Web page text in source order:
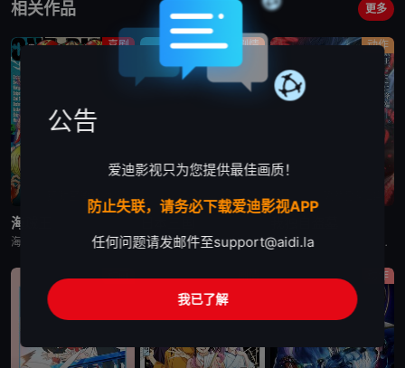
相关作品 更多
喜剧
更新至第1171集
海贼王
海贼王是日本动漫。传奇海盗哥尔•D•罗杰在临死前曾留下关于其毕生的财富“OnePiece”的消息，由此引得群雄并起，众海盗们为了这笔传说中的巨额财富展开争夺，各种势力、政权不断交替，整个世界进入了动荡混乱的“大海贼
剧情
已完结
日韩动漫《日本三国》又名：日本三國，讲述了：令和末期，日本因全球核战影响走向衰败，大量难民涌入，更严重的病毒、大地震、苛政与饥荒接连发生，引发民众暴动，国家体制崩溃，人口锐减至原来的十分之一以下，文明
动作
日韩动漫《我独自盗墓》又名：盗墓王,盗掘王,Tomb Raider King,トウクツオウ,도굴왕，讲述了：2025年，世界各处惊现古墓，获得墓中“宝物”之人便能获得先人的异能，全世界为获得宝物而疯狂
动作
公告
爱迪影视只为您提供最佳画质！
防止失联，请务必下载爱迪影视APP
任何问题请发邮件至support@aidi.la
我已了解